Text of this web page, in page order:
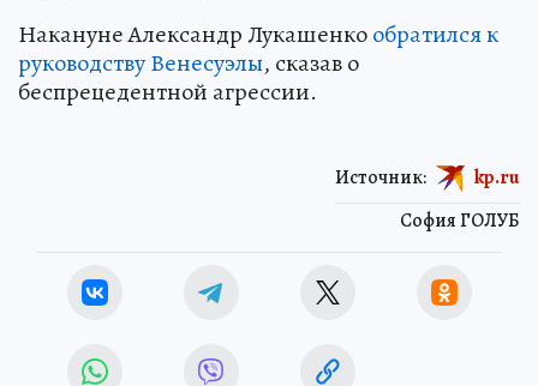
Накануне Александр Лукашенкообратился к
руководству Венесуэлы, сказав о
беспрецедентной агрессии.
София ГОЛУБ
Источник: kp.ru